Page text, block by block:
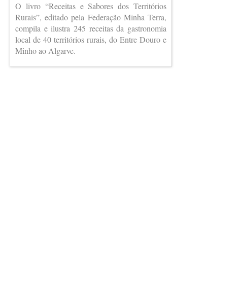
O livro “Receitas e Sabores dos Territórios
Rurais”, editado pela Federação Minha Terra,
compila e ilustra 245 receitas da gastronomia
local de 40 territórios rurais, do Entre Douro e
Minho ao Algarve.